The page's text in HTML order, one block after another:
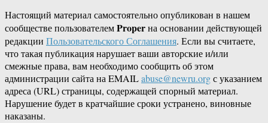
Настоящий материал самостоятельно опубликован в нашем
сообществе пользователемProperна основании действующей
редакции Пользовательского Соглашения. Если вы считаете,
что такая публикация нарушает ваши авторские и/или
смежные права, вам необходимо сообщить об этом
администрации сайта на EMAILabuse@newru.orgс указанием
адреса (URL) страницы, содержащей спорный материал.
Нарушение будет в кратчайшие сроки устранено, виновные
наказаны.